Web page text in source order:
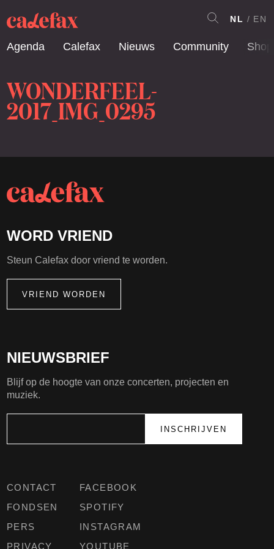
Agenda Calefax Nieuws Community Shop
NL EN
WONDERFEEL-
2017_IMG_0295
CONTACT
FONDSEN
PERS
PRIVACY
FACEBOOK
SPOTIFY
INSTAGRAM
YOUTUBE
NIEUWSBRIEF
Blijf op de hoogte van onze concerten, projecten en
muziek.
WORD VRIEND
Steun Calefax door vriend te worden.
VRIEND WORDEN